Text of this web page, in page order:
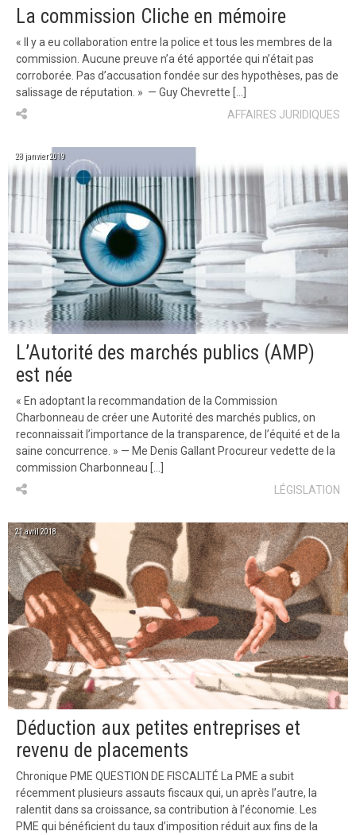
La commission Cliche en mémoire
« Il y a eu collaboration entre la police et tous les membres de la
commission. Aucune preuve n’a été apportée qui n’était pas
corroborée. Pas d’accusation fondée sur des hypothèses, pas de
salissage de réputation. » — Guy Chevrette […]
AFFAIRES JURIDIQUES
28 janvier 2019
L’Autorité des marchés publics (AMP)
est née
« En adoptant la recommandation de la Commission
Charbonneau de créer une Autorité des marchés publics, on
reconnaissait l’importance de la transparence, de l’équité et de la
saine concurrence. » — Me Denis Gallant Procureur vedette de la
commission Charbonneau […]
LÉGISLATION
21 avril 2018
Déduction aux petites entreprises et
revenu de placements
Chronique PME QUESTION DE FISCALITÉ La PME a subit
récemment plusieurs assauts fiscaux qui, un après l’autre, la
ralentit dans sa croissance, sa contribution à l’économie. Les
PME qui bénéficient du taux d’imposition réduit aux fins de la